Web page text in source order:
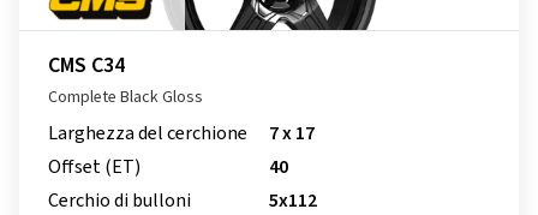
CMS C34
Complete Black Gloss
Larghezza del cerchione
7 x 17
Offset (ET)
40
Cerchio di bulloni
5x112